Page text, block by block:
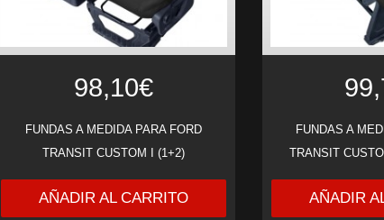
98,10€
FUNDAS A MEDIDA PARA FORD
TRANSIT CUSTOM I (1+2)
AÑADIR AL CARRITO
FUNDAS A
TRANSIT
AÑADIR